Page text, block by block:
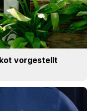
vorgestellt